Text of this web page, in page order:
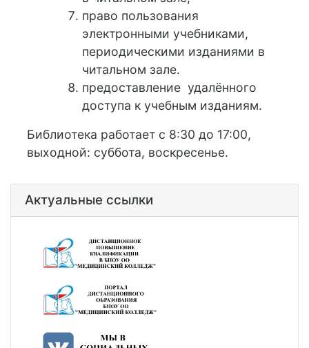
право пользования
электронными учебниками,
периодическими изданиями в
читальном зале.
предоставление удалённого
доступа к учебным изданиям.
Библиотека работает с 8:30 до 17:00,
выходной: суббота, воскресенье.
Актуальные ссылки